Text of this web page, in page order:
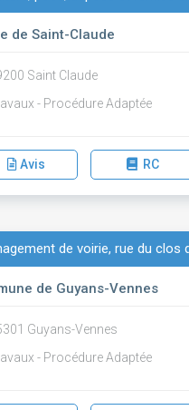
de Saint-Claude
Saint Claude
- Procédure Adaptée
Avis RC
de voirie, rue du clos
de Guyans-Vennes
Guyans-Vennes
- Procédure Adaptée